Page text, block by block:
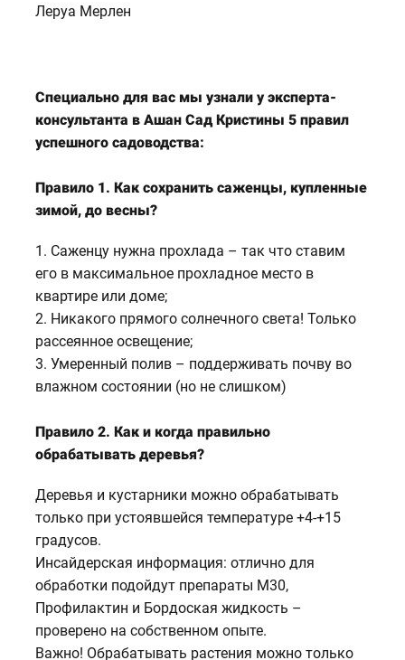
Леруа Мерлен
Специально для вас мы узнали у эксперта-
консультанта в Ашан Сад Кристины 5 правил
успешного садоводства:
Правило 1. Как сохранить саженцы, купленные
зимой, до весны?
1. Саженцу нужна прохлада – так что ставим
его в максимальное прохладное место в
квартире или доме;
2. Никакого прямого солнечного света! Только
рассеянное освещение;
3. Умеренный полив – поддерживать почву во
влажном состоянии (но не слишком)
Правило 2. Как и когда правильно
обрабатывать деревья?
Деревья и кустарники можно обрабатывать
только при устоявшейся температуре +4-+15
градусов.
Инсайдерская информация: отлично для
обработки подойдут препараты М30,
Профилактин и Бордоская жидкость –
проверено на собственном опыте.
Важно! Обрабатывать растения можно только